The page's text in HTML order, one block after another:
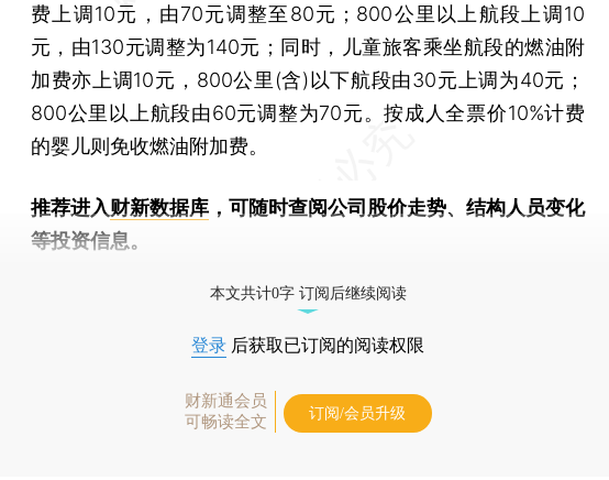
费上调10元，由70元调整至80元；800公里以上航段上调10
元，由130元调整为140元；同时，儿童旅客乘坐航段的燃油附
加费亦上调10元，800公里(含)以下航段由30元上调为40元；
800公里以上航段由60元调整为70元。按成人全票价10%计费
的婴儿则免收燃油附加费。
推荐进入财新数据库 ，可随时查阅公司股价走势、结构人员变化
等投资信息。
本文共计0字 订阅后继续阅读
登录 后获取已订阅的阅读权限
财新通会员
可畅读全文
订阅/会员升级